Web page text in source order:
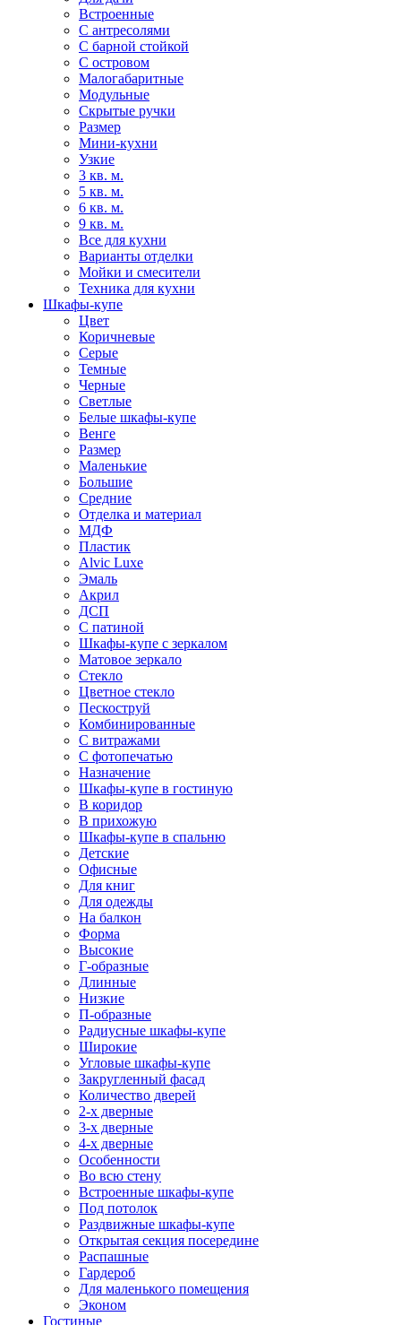
Встроенные
С антресолями
С барной стойкой
С островом
Малогабаритные
Модульные
Скрытые ручки
Размер
Мини-кухни
Узкие
3 кв. м.
5 кв. м.
6 кв. м.
9 кв. м.
Все для кухни
Варианты отделки
Мойки и смесители
Техника для кухни
Шкафы-купе
Цвет
Коричневые
Серые
Темные
Черные
Светлые
Белые шкафы-купе
Венге
Размер
Маленькие
Большие
Средние
Отделка и материал
МДФ
Пластик
Alvic Luxe
Эмаль
Акрил
ДСП
С патиной
Шкафы-купе с зеркалом
Матовое зеркало
Стекло
Цветное стекло
Пескоструй
Комбинированные
С витражами
С фотопечатью
Назначение
Шкафы-купе в гостиную
В коридор
В прихожую
Шкафы-купе в спальню
Детские
Офисные
Для книг
Для одежды
На балкон
Форма
Высокие
Г-образные
Длинные
Низкие
П-образные
Радиусные шкафы-купе
Широкие
Угловые шкафы-купе
Закругленный фасад
Количество дверей
2-х дверные
3-х дверные
4-х дверные
Особенности
Во всю стену
Встроенные шкафы-купе
Под потолок
Раздвижные шкафы-купе
Открытая секция посередине
Распашные
Гардероб
Для маленького помещения
Эконом
Гостиные